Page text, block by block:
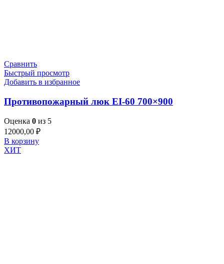
Сравнить
Быстрый просмотр
Добавить в избранное
Противопожарный люк EI-60 700×900
Оценка 0 из 5
12000,00 ₽
В корзину
ХИТ